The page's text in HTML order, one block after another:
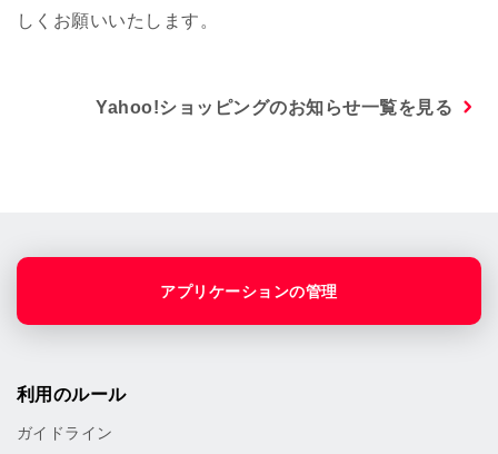
しくお願いいたします。
Yahoo!ショッピングのお知らせ一覧を見る
アプリケーションの管理
利用のルール
ガイドライン